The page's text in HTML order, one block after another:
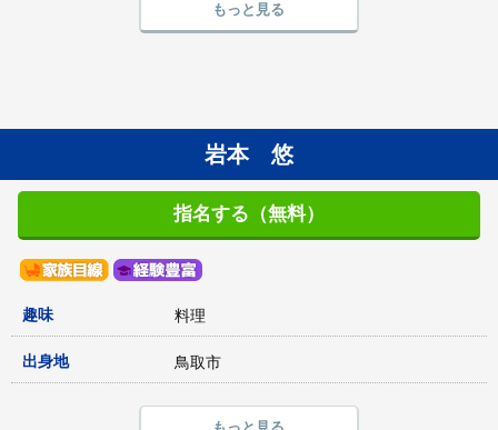
もっと見る
岩本 悠
指名する（無料）
趣味 料理
出身地 鳥取市